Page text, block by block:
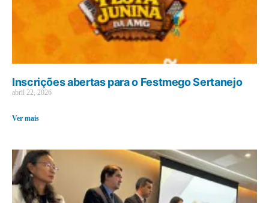
Inscrições abertas para o Festmego Sertanejo
abril 22, 2026
Ver mais